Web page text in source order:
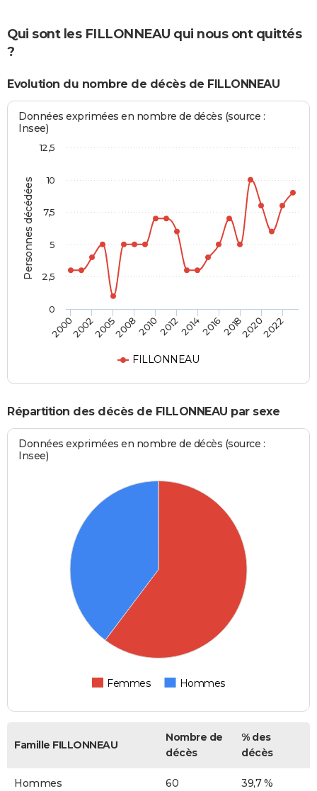
Qui sont les FILLONNEAU qui nous ont quittés
?
Evolution du nombre de décès de FILLONNEAU
Personnes décédées
Données exprimées en nombre de décès (source :
Insee)
FILLONNEAU
20002002200520082010201220142016201820202022
0
2,5
5
7,5
10
12,5
Répartition des décès de FILLONNEAU par sexe
Données exprimées en nombre de décès (source :
Insee)
Femmes Hommes
Famille FILLONNEAU
Nombre de
décès
% des
décès
Hommes 60 39,7 %